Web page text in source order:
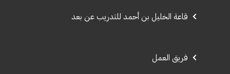
قاعة الخليل بن أحمد للتدريب عن بعد
فريق العمل